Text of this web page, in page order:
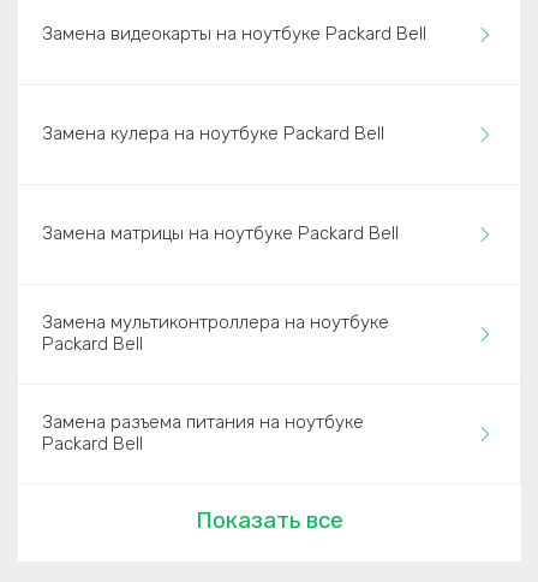
Замена видеокарты на ноутбуке Packard Bell
Замена кулера на ноутбуке Packard Bell
Замена матрицы на ноутбуке Packard Bell
Замена мультиконтроллера на ноутбуке
Packard Bell
Замена разъема питания на ноутбуке
Packard Bell
Показать все